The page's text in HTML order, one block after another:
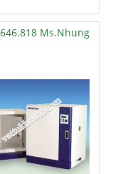
Ms.Nhung